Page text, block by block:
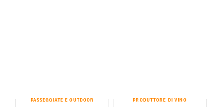
PASSEGGIATE E OUTDOOR PRODUTTORE DI VINO